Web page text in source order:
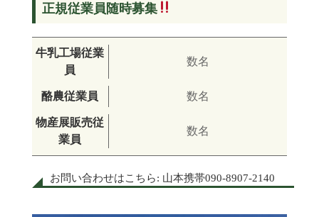
正規従業員随時募集
牛乳工場従業
員
数名
酪農従業員 数名
物産展販売従
業員
数名
お問い合わせはこちら: 山本携帯090-8907-2140